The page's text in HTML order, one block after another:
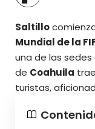
Saltillo
Mundial de la
una de las
de Coahuila
turistas,